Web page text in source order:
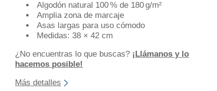
Algodón natural 100 % de 180 g/m²
Amplia zona de marcaje
Asas largas para uso cómodo
Medidas: 38 × 42 cm
¿No encuentras lo que buscas? ¡Llámanos y lo
hacemos posible!
Más detalles